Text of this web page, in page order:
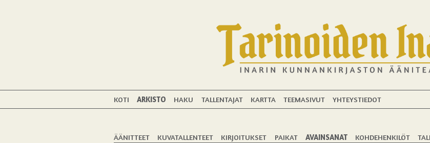
KOTI ARKISTO HAKU TALLENTAJAT KARTTA TEEMASIVUT YHTEYSTIEDOT
ÄÄNITTEET KUVATALLENTEET KIRJOITUKSET PAIKAT AVAINSANAT KOHDEHENKILÖT